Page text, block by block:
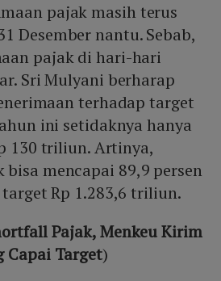
pajak masih terus
Desember nantu. Sebab,
pajak di hari-hari
Sri Mulyani berharap
terhadap target
ini setidaknya hanya
130 triliun. Artinya,
mencapai 89,9 persen
Rp 1.283,6 triliun.
Pajak, Menkeu Kirim
Capai Target)